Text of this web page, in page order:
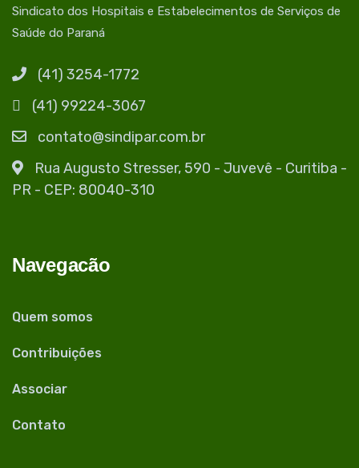
Sindicato dos Hospitais e Estabelecimentos de Serviços de
Saúde do Paraná
(41) 3254-1772
(41) 99224-3067
contato@sindipar.com.br
Rua Augusto Stresser, 590 - Juvevê - Curitiba -
PR - CEP: 80040-310
Navegacão
Quem somos
Contribuições
Associar
Contato